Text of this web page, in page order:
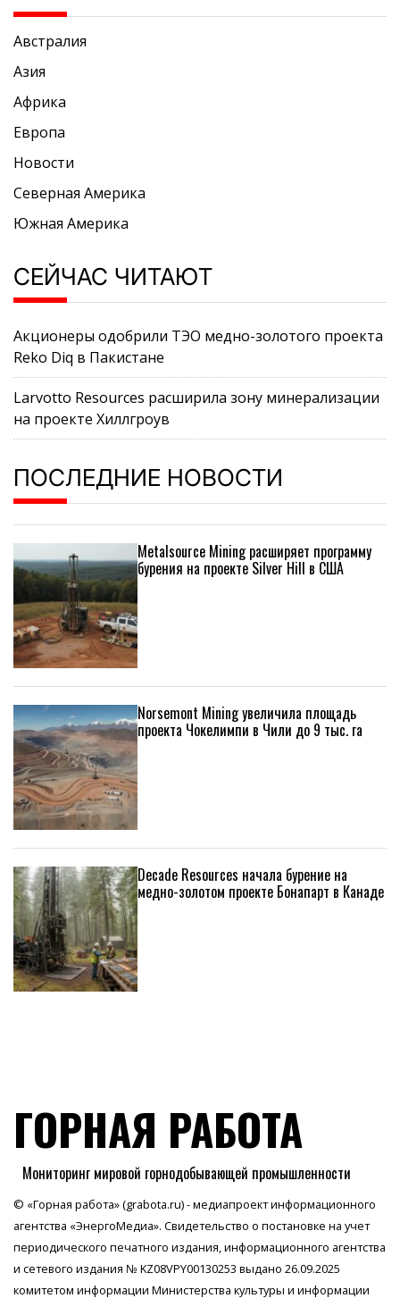
Австралия
Азия
Африка
Европа
Новости
Северная Америка
Южная Америка
СЕЙЧАС ЧИТАЮТ
Акционеры одобрили ТЭО медно-золотого проекта
Reko Diq в Пакистане
Larvotto Resources расширила зону минерализации
на проекте Хиллгроув
ПОСЛЕДНИЕ НОВОСТИ
Metalsource Mining расширяет программу
бурения на проекте Silver Hill в США
Norsemont Mining увеличила площадь
проекта Чокелимпи в Чили до 9 тыс. га
Decade Resources начала бурение на
медно-золотом проекте Бонапарт в Канаде
ГОРНАЯ РАБОТА
Мониторинг мировой горнодобывающей промышленности
© «Горная работа» (grabota.ru) - медиапроект информационного
агентства «ЭнергоМедиа». Свидетельство о постановке на учет
периодического печатного издания, информационного агентства
и сетевого издания № KZ08VPY00130253 выдано 26.09.2025
комитетом информации Министерства культуры и информации